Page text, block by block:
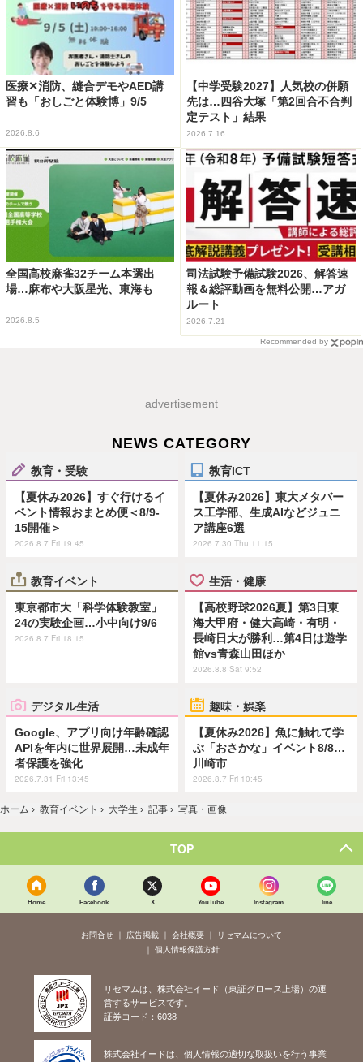
医療✕消防、縫合デモやAED講
習も「おしごと体験博」9/5
2026.8.6
【中学受験2027】人気校の併願
先は…四谷大塚「第2回合不合判
定テスト」結果
2026.7.16
全国高校麻雀32チーム本選出
場…麻布や大阪星光、東海も
2026.8.5
司法試験予備試験2026、解答速
報＆総評動画を無料公開…アガ
ルート
2026.7.21
Recommended by
advertisement
NEWS CATEGORY
教育・受験
【夏休み2026】すぐ行けるイ
ベント情報おまとめ便＜8/9-
15開催＞
2026.8.7 Fri 19:45
教育ICT
【夏休み2026】東大メタバー
ス工学部、生成AIなどジュニ
ア講座6選
2026.7.30 Thu 11:15
教育イベント
東京都市大「科学体験教室」
24の実験企画…小中向け9/6
2026.8.7 Fri 18:15
生活・健康
【高校野球2026夏】第3日東
海大甲府・健大高崎・有明・
長崎日大が勝利…第4日は遊学
館vs青森山田ほか
2026.8.8 Sat 9:52
デジタル生活
Google、アプリ向け年齢確認
APIを年内に世界展開…未成年
者保護を強化
2026.7.31 Fri 13:45
趣味・娯楽
【夏休み2026】魚に触れて学
ぶ「おさかな」イベント8/8…
川崎市
2026.8.7 Fri 10:45
ホーム › 教育イベント › 大学生 › 記事 › 写真・画像
TOP
Home Facebook X YouTube Instagram line
お問合せ 広告掲載 会社概要
リセマムについて
個人情報保護方針
リセマムは、株式会社イード（東証グロース上場）の運
営するサービスです。
証券コード：6038
株式会社イードは、個人情報の適切な取扱いを行う事業